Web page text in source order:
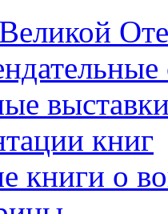
книг
книги о